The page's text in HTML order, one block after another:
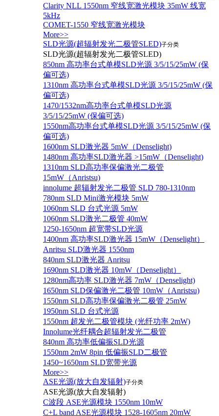
Clarity NLL 1550nm 窄线宽激光模块 35mW 线宽
5kHz
COMET-1550 窄线宽激光模块
More>>
SLD光源(超辐射发光二极管SLED)子分类
SLD光源(超辐射发光二极管SLED)
850nm 高功率台式单模SLD光源 3/5/15/25mW (保
偏可选)
1310nm 高功率台式单模SLD光源 3/5/15/25mW (保
偏可选)
1470/1532nm高功率台式单模SLD光源
3/5/15/25mW (保偏可选)
1550nm高功率台式单模SLD光源 3/5/15/25mW (保
偏可选)
1600nm SLD激光器 5mW（Denselight)
1480nm 高功率SLD激光器 >15mW（Denselight)
1310nm SLD高功率保偏激光二极管
15mW（Anristsu)
innolume 超辐射发光二极管 SLD 780-1310nm
780nm SLD Mini激光模块 5mW
1060nm SLD 台式光源 5mW
1060nm SLD激光二极管 40mW
1250-1650nm 超宽带SLD光源
1400nm 高功率SLD激光器 15mW（Denselight）
Anritsu SLD激光器 1550nm
840nm SLD激光器 Anritsu
1690nm SLD激光器 10mW（Denselight）
1280nm高功率 SLD激光器 7mW（Denselight)
1650nm SLD保偏激光二极管 10mW（Anristsu)
1550nm SLD高功率保偏激光二极管 25mW
1950nm SLD 台式光源
1550nm 超发光二极管模块 (光纤功率 2mW)
Innolume光纤耦合超辐射发光二极管
840nm 高功率低偏振SLD光源
1550nm 2mW 8pin 低偏振SLD二极管
1450~1650nm SLD宽带光源
More>>
ASE光源(放大自发辐射)子分类
ASE光源(放大自发辐射)
C波段 ASE光源模块 1550nm 10mW
C+L band ASE光源模块 1528-1605nm 20mW